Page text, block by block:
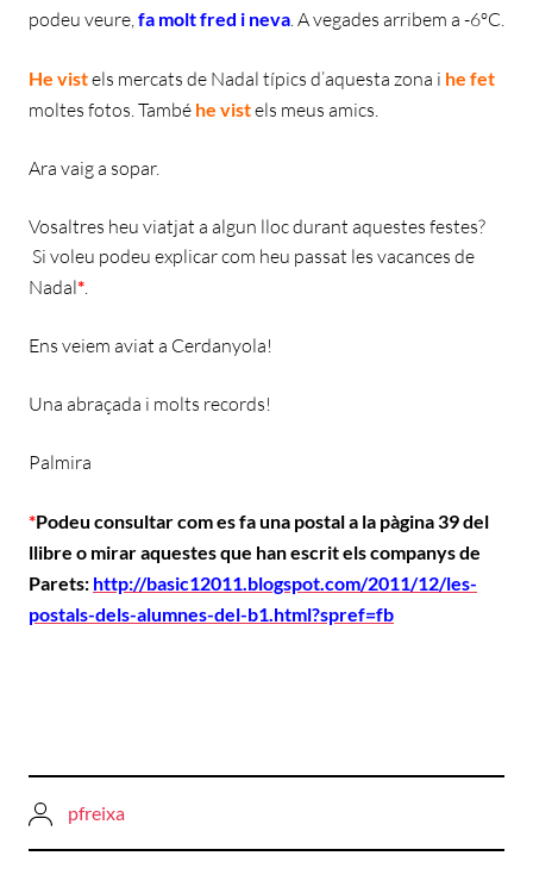
podeu veure, fa molt fred i neva . A vegades arribem a -6ºC.
He vistels mercats de Nadal típics d’aquesta zona i he fet
moltes fotos. També he vistels meus amics.
Ara vaig a sopar.
Vosaltres heu viatjat a algun lloc durant aquestes festes?
Si voleu podeu explicar com heu passat les vacances de
Nadal*
Ens veiem aviat a Cerdanyola!
Una abraçada i molts records!
Palmira
*Podeu consultar com es fa una postal a la pàgina 39 del
llibre o mirar aquestes que han escrit els companys de
Parets: http://basic12011.blogspot.com/2011/12/les-
postals-dels-alumnes-del-b1.html?spref=fb
pfreixa